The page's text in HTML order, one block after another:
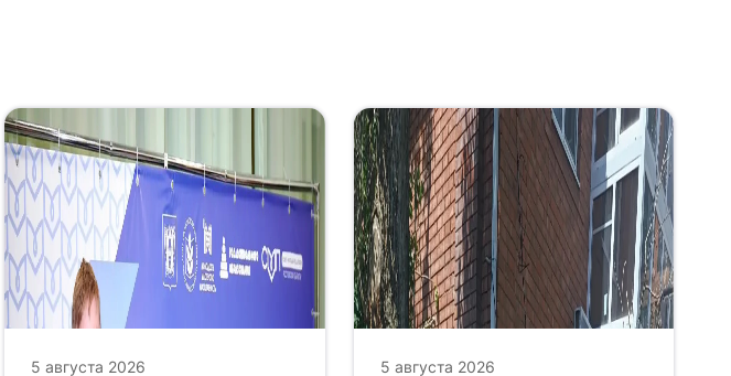
5 августа 2026 5 августа 2026